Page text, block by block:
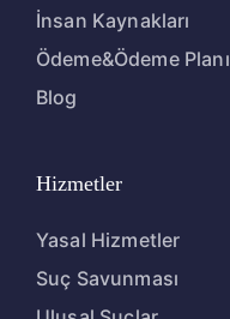
İnsan Kaynakları
Ödeme&Ödeme Planı
Blog
Hizmetler
Yasal Hizmetler
Suç Savunması